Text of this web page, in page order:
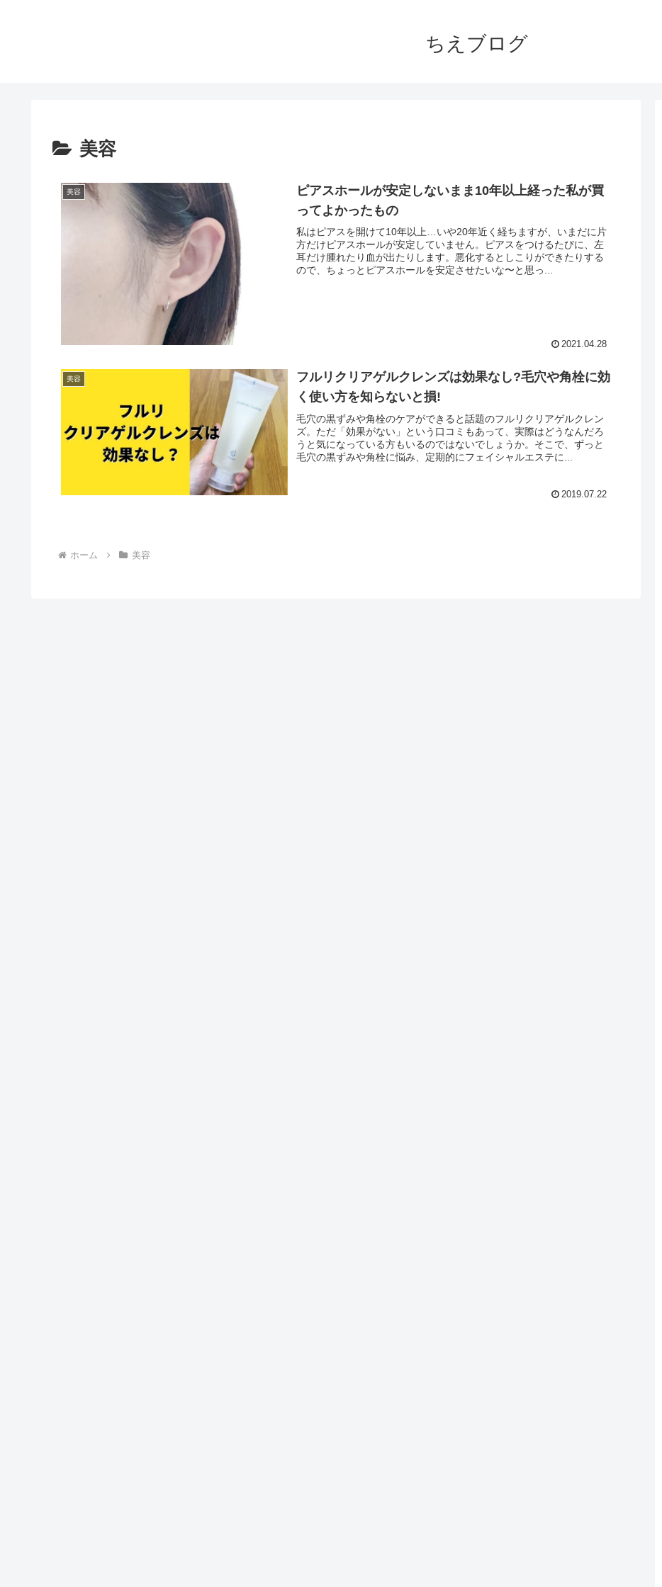
ちえブログ
美容
美容
ピアスホールが安定しないまま10年以上経った私が買
ってよかったもの
私はピアスを開けて10年以上…いや20年近く経ちますが、いまだに片
方だけピアスホールが安定していません。ピアスをつけるたびに、左
耳だけ腫れたり血が出たりします。悪化するとしこりができたりする
ので、ちょっとピアスホールを安定させたいな〜と思っ...
2021.04.28
美容
フルリクリアゲルクレンズは効果なし?毛穴や角栓に効
く使い方を知らないと損!
毛穴の黒ずみや角栓のケアができると話題のフルリクリアゲルクレン
ズ。ただ「効果がない」という口コミもあって、実際はどうなんだろ
うと気になっている方もいるのではないでしょうか。そこで、ずっと
毛穴の黒ずみや角栓に悩み、定期的にフェイシャルエステに...
2019.07.22
ホーム 美容